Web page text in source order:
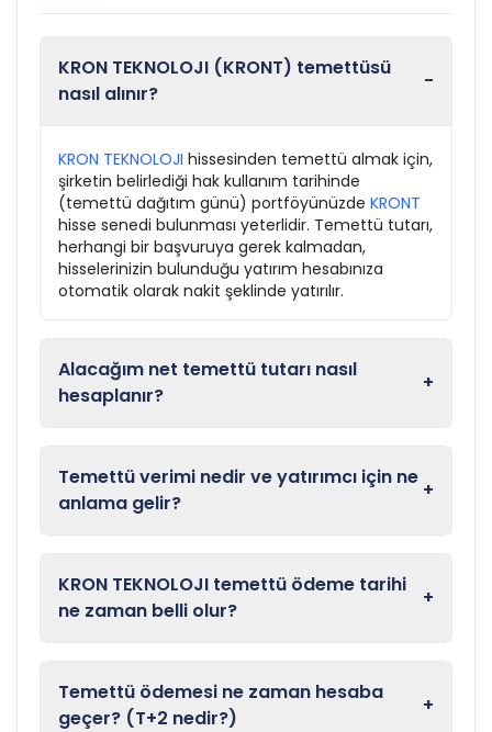
KRON TEKNOLOJI (KRONT) temettüsü
nasıl alınır?
-
KRON TEKNOLOJI hissesinden temettü almak için,
şirketin belirlediği hak kullanım tarihinde
(temettü dağıtım günü) portföyünüzde KRONT
hisse senedi bulunması yeterlidir. Temettü tutarı,
herhangi bir başvuruya gerek kalmadan,
hisselerinizin bulunduğu yatırım hesabınıza
otomatik olarak nakit şeklinde yatırılır.
Alacağım net temettü tutarı nasıl
hesaplanır?
+
Temettü verimi nedir ve yatırımcı için ne
anlama gelir?
+
KRON TEKNOLOJI temettü ödeme tarihi
ne zaman belli olur?
+
Temettü ödemesi ne zaman hesaba
geçer? (T+2 nedir?)
+